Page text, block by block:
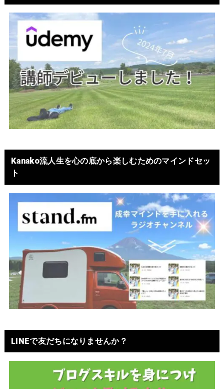
Kanako流人生を心の底から楽しむためのマインドセッ
ト
LINEで友だちになりませんか？